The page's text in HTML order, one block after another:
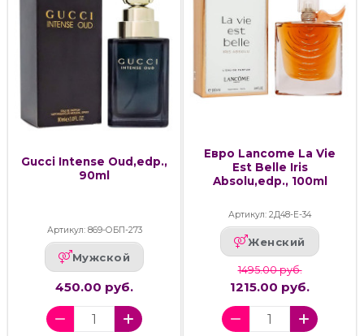
Gucci Intense Oud,edp.,
90ml
Артикул: 869-ОБП-273
Мужской
450.00 руб.
Евро Lancome La Vie
Est Belle Iris
Absolu,edp., 100ml
Артикул: 2Д48-Е-34
Женский
1495.00 руб.
1215.00 руб.